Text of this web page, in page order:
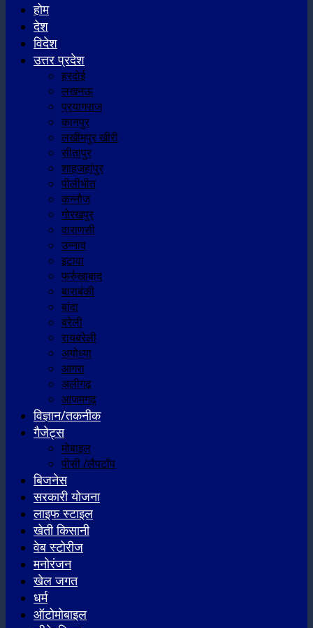
होम
देश
विदेश
उत्तर प्रदेश
हरदोई
लखनऊ
प्रयागराज
कानपुर
लखीमपुर खीरी
सीतापुर
शाहजहांपुर
पीलीभीत
कन्नौज
गोरखपुर
वाराणसी
उन्नाव
इटावा
फर्रुखाबाद
बाराबंकी
बांदा
बरेली
रायबरेली
अयोध्या
आगरा
अलीगढ़
आजमगढ़
विज्ञान/तकनीक
गैजेट्स
मोबाइल
पीसी /लैपटॉप
बिजनेस
सरकारी योजना
लाइफ स्टाइल
खेती किसानी
वेब स्टोरीज
मनोरंजन
खेल जगत
धर्म
ऑटोमोबाइल